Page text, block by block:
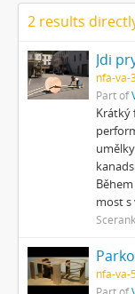
2 results
Jdi
nfa-va-
Part of
Krátký
most
nfa-va-